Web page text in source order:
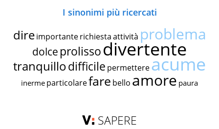
I sinonimi più ricercati
dire importante richiestaattività problema
dolce prolissodivertente
tranquillodifficile permettereacume
inerme particolarefare bello amore paura
SAPERE